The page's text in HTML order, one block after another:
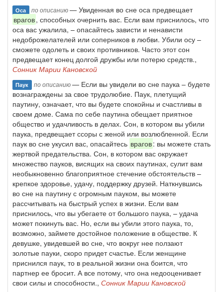
Оса по описанию— Увиденная во сне оса предвещает
врагов, способных очернить вас. Если вам приснилось, что
оса вас ужалила, – опасайтесь зависти и ненависти
недоброжелателей или соперников в любви. Убили осу –
сможете одолеть и своих противников. Часто этот сон
предвещает конец долгой дружбы или потерю средств.,
Сонник Марии Кановской
Паук по описанию— Если вы увидели во сне паука – будете
вознаграждены за свое трудолюбие. Паук, плетущий
паутину, означает, что вы будете спокойны и счастливы в
своем доме. Сама по себе паутина обещает приятное
общество и удачливость в делах. Сон, в котором вы убили
паука, предвещает ссоры с женой или возлюбленной. Если
паук во сне укусил вас, опасайтесь врагов: вы можете стать
жертвой предательства. Сон, в котором вас окружает
множество пауков, висящих на своих паутинах, сулит вам
необыкновенно благоприятное стечение обстоятельств –
крепкое здоровье, удачу, поддержку друзей. Наткнувшись
во сне на паутину с огромным пауком, вы можете
рассчитывать на быстрый успех в жизни. Если вам
приснилось, что вы убегаете от большого паука, – удача
может покинуть вас. Но, если вы убили этого паука, то,
возможно, займете достойное положение в обществе. К
девушке, увидевшей во сне, что вокруг нее ползают
золотые пауки, скоро придет счастье. Если женщине
приснился паук, то в реальной жизни она боится, что
партнер ее бросит. А все потому, что она недооценивает
свои силы и способности., Сонник Марии Кановской